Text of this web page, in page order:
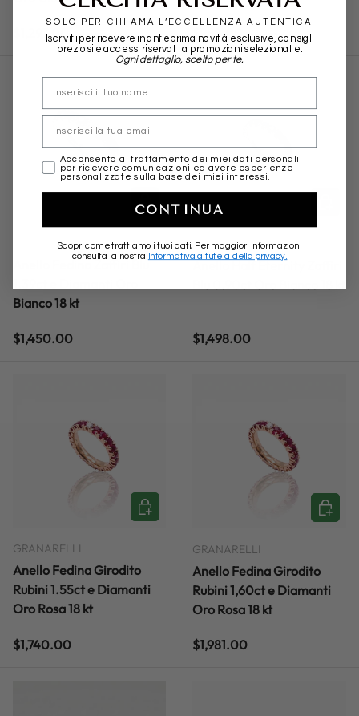
Sale price
$1,297.00 $1,663.00 Sale price
$988.00 $1,266.00
GRANARELLI
Anello Fedina Zaffiri Blu
Bianco 18 kt
Regular price
$1,450.00
ADD TO CART
GRANARELLI
Anello Half Eternity Zaffiri
Blu 0.90ct Oro Bianco 18 kt
Regular price
$1,498.00
GRANARELLI
Anello Fedina Girodito
Rubini 1.55ct e Diamanti
Oro Rosa 18 kt
Regular price
$1,740.00
ADD TO CART
GRANARELLI
Anello Fedina Girodito
Rubini 1,60ct e Diamanti
Oro Rosa 18 kt
Regular price
$1,981.00
ADD
SOLO PER CHI AMA L’ECCELLENZA AUTENTICA
Iscriviti per ricevere in anteprima novità esclusive, consigli
preziosi e accessi riservati a promozioni selezionate.
Ogni dettaglio, scelto per te.
nome
Email
marketing
Acconsento al trattamento dei miei dati personali
per ricevere comunicazioni ed avere esperienze
personalizzate sulla base dei miei interessi.
CONTINUA
Scopri come trattiamo i tuoi dati, Per maggiori informazioni
consulta la nostra Informativa a tutela della privacy.